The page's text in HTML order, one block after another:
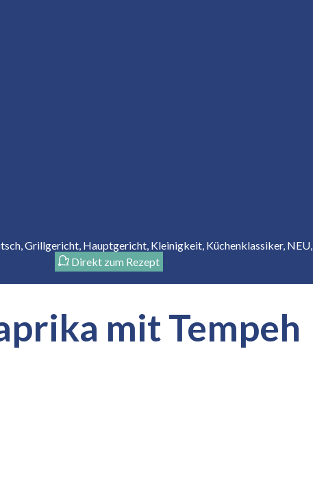
,Grillgericht, Hauptgericht, Kleinigkeit, Küchenklassiker, NEU,
Direkt zum Rezept -
mit Tempeh